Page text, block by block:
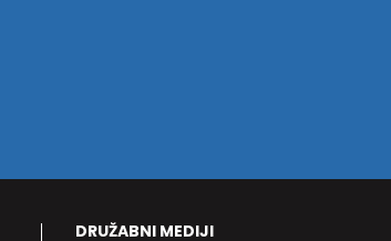
DRUŽABNI MEDIJI